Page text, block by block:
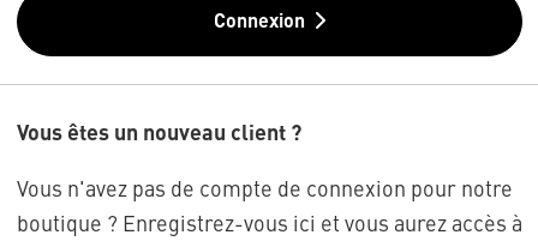
Connexion
Vous êtes un nouveau client ?
Vous n'avez pas de compte de connexion pour notre
boutique ? Enregistrez-vous ici et vous aurez accès à